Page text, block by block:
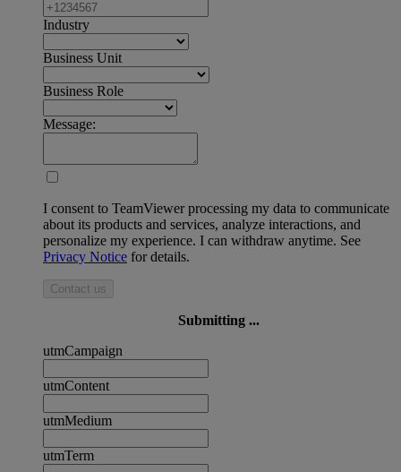
Industry
Business Unit
Business Role
Message:
I consent to TeamViewer processing my data to communicate
about its products and services, analyze interactions, and
personalize my experience. I can withdraw anytime. See
Privacy Notice for details.
Contact us
Submitting ...
utmCampaign
utmContent
utmMedium
utmTerm